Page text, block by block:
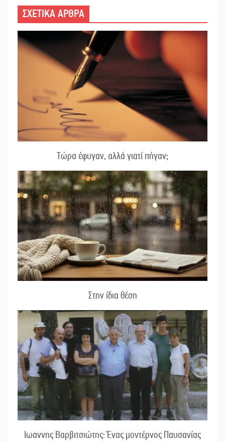
ΣΧΕΤΙΚΑ ΑΡΘΡΑ
Τώρα έφυγαν, αλλά γιατί πήγαν;
Στην ίδια θέση
Ιωαννης Βαρβιτσιώτης: Ένας μοντέρνος Παυσανίας